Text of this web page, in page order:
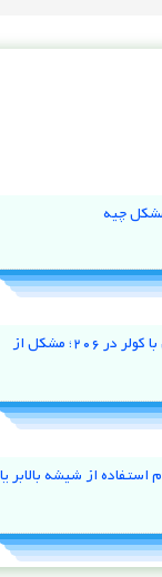
چیه
نوسان دور موتور و خاموش کردن با کولر در ۲۰۶؛ مشکل از
از شیشه‌ بالابر یا